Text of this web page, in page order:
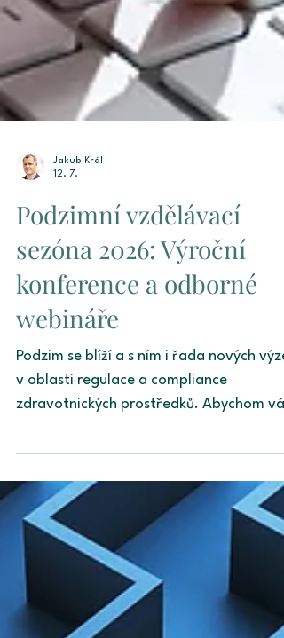
12. 7.
Podzimní vzdělávací
sezóna 2026: Výroční
konference a odborné
webináře
Podzim se blíží a s ním i řada nových
změnami, připravili jsme pro vás nabitý
vzdělávací program pro závěr tohoto
roku.